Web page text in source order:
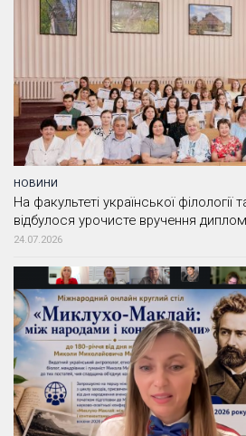
НОВИНИ
На факультеті української філології
відбулося урочисте вручення
24.07.2026